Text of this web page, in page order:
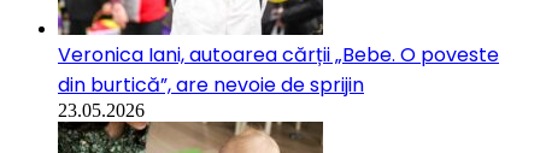
Veronica Iani, autoarea cărții „Bebe. O poveste
din burtică”, are nevoie de sprijin
23.05.2026